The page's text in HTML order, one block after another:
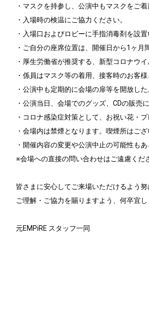
・マスクを持参し、公演中もマスクをご
・入場時の検温にご協力ください。
・入場口およびロビーに手指消毒剤を設
・ご自分の座席位置は、開催日から1ヶ月
・厚生労働省が推奨する、新型コロナウ
・係員はマスク等の着用、接客時のお客
・公演中も定期的に会場の扉等を開放し
・公演当日、会場でのグッズ、CDの販売
・コロナ感染症対策として、お祝い花・
・会場内は禁煙となります。喫煙所はご
・開催内容の変更や公演中止の可能性も
※会場への直接の問い合わせはご遠慮くだ
皆さまに安心してご来場いただけるよう努
ご理解・ご協力を賜りますよう、何卒宜し
元EMPiRE スタッフ一同